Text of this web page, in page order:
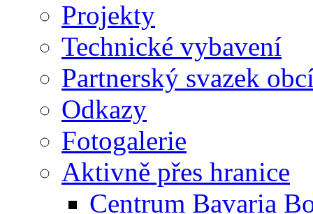
Projekty
Technické vybavení
Partnerský svazek
Odkazy
Fotogalerie
Aktivně přes hranice
Centrum Bavaria